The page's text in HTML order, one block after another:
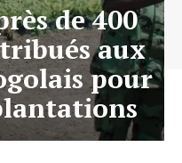
de 400
aux
pour